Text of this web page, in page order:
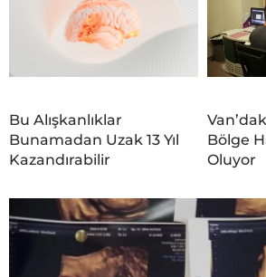
Bu Alışkanlıklar
Bunamadan Uzak 13 Yıl
Kazandırabilir
Bölge
Oluyor